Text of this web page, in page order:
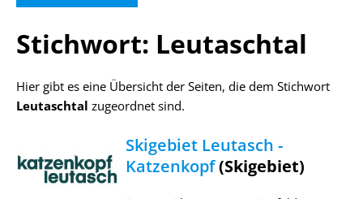
Stichwort: Leutaschtal
Hier gibt es eine Übersicht der Seiten, die dem Stichwort
Leutaschtal zugeordnet sind.
Skigebiet Leutasch -
Katzenkopf(Skigebiet)